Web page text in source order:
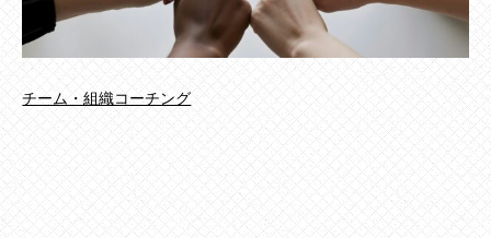
チーム・組織コーチング